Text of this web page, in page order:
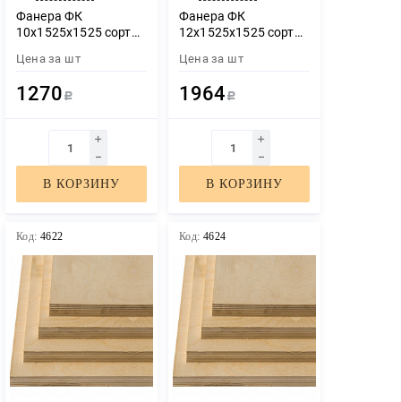
Фанера ФК
10х1525х1525 сорт
Цена за шт
1270 Р
В КОРЗИНУ
Фанера ФК
12х1525х1525 сорт
Цена за шт
1964 Р
В КОРЗИНУ
Код: 4622 Код: 4624